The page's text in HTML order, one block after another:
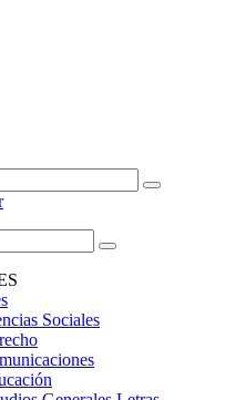
Sociales